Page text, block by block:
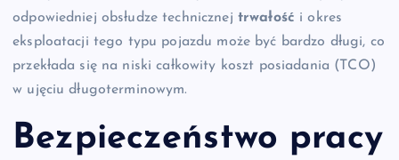
odpowiedniej obsłudze technicznej trwałość i okres
eksploatacji tego typu pojazdu może być bardzo długi, co
przekłada się na niski całkowity koszt posiadania (TCO)
w ujęciu długoterminowym.
Bezpieczeństwo pracy